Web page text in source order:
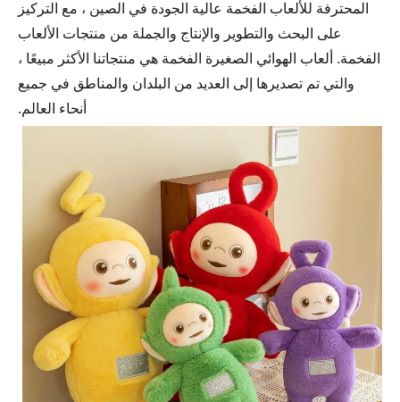
المحترفة للألعاب الفخمة عالية الجودة في الصين ، مع التركيز
على البحث والتطوير والإنتاج والجملة من منتجات الألعاب
الفخمة. ألعاب الهوائي الصغيرة الفخمة هي منتجاتنا الأكثر مبيعًا ،
والتي تم تصديرها إلى العديد من البلدان والمناطق في جميع
أنحاء العالم.